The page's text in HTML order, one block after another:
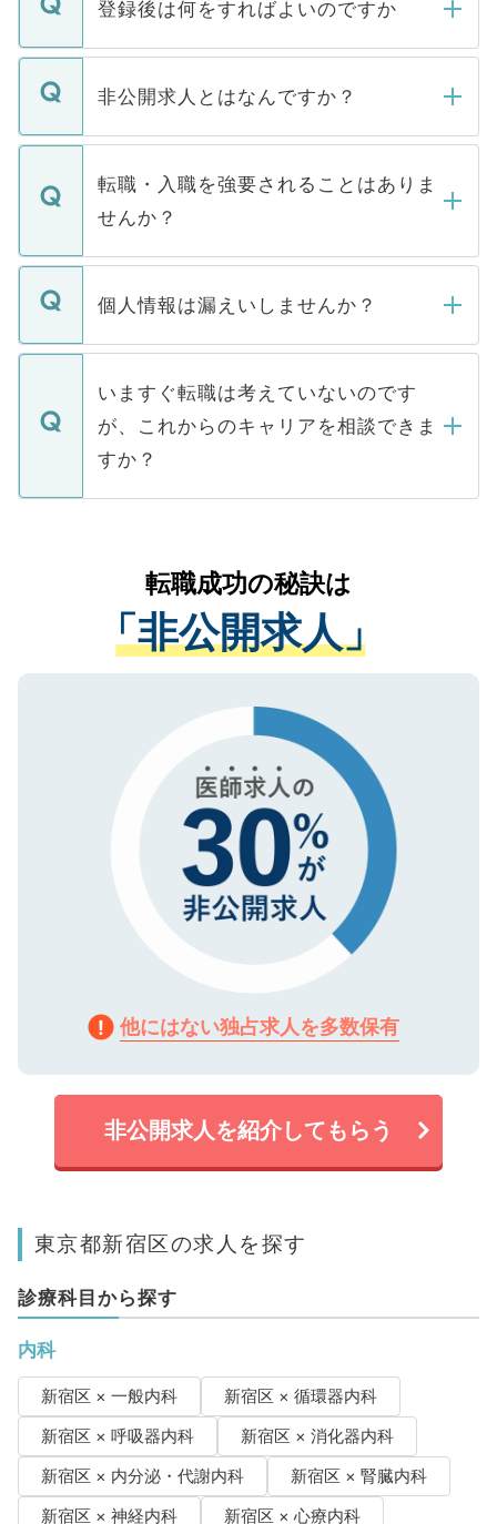
登録後は何をすればよいのですか
ご登録いただきましたら、弊社担当者がご
登録内容を確認し、その後メールもしくは
ます。通常、5営業日以内にはご連絡をせて
いただきますので、しばらくお待ちくださ
い。
非公開求人とはなんですか？
マイナビDOCTORで取り扱っている求人の
うち約3割は、Webサイトからご覧いただ
けない「非公開求人」です。非公開求人は
下記の理由によって、一般には公開してい
ません。
■応募殺到を避けるため 人気のある医療機
関を公にしてしまうと、応募が殺到する場
に、医療機関が求める条件に合った人材の
みを人材紹介会社に依頼するケースが増え
ています。
転職・入職を強要されることはありま
せんか？
転職・入職を強要することは一切ありませ
ん。また、仮に応募先から内定をいただい
定を承諾する必要はありません。内定先へ
の辞退の連絡はキャリアパートナーが行い
ますので、ご安心ください。
個人情報は漏えいしませんか？
個人情報が漏えいすることはありませんの
で、ご安心ください。当サイトからの登録
などで収集したご登録者様の個人情報は、
ご本人のキャリアアップおよび転職活動の
支援を目的に使用いたします。お預かりし
ているすべての個人データはご本人の許可
は、個人情報の取り扱いについての厳密な
管理基準を満たした事業者のみに付与され
る、プライバシーマークを取得済みです。
ご登録いただいた個人情報は、SSL（デー
で、機密保持に関してもご安心ください。
いますぐ転職は考えていないのです
が、これからのキャリアを相談できま
すか？
かがいして、現在の医療機関の状況や紹介
経験をまじえながら、適切なアドバイスを
させていただきます。すぐにご転職をされ
ない方には、長期的なサポートが可能です
ので、まずはご登録ください。
転職成功の秘訣は
「非公開求人」
他にはない独占求人を多数保有
非公開求人を紹介してもらう
東京都新宿区の求人を探す
診療科目から探す
内科
新宿区 × 一般内科
新宿区 × 循環器内科
新宿区 × 呼吸器内科
新宿区 × 消化器内科
新宿区 × 内分泌・代謝内科
新宿区 × 腎臓内科
新宿区 × 神経内科
新宿区 × 心療内科